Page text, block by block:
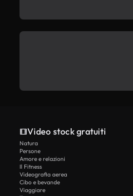
Video stock gratuiti
Natura
Persone
Amore e relazioni
Il Fitness
Videografia aerea
Cibo e bevande
Viaggiare